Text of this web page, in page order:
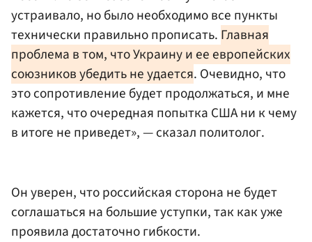
устраивало, но было необходимо все пункты
технически правильно прописать. Главная
проблема в том, что Украину и ее европейских
союзников убедить не удается. Очевидно, что
это сопротивление будет продолжаться, и мне
кажется, что очередная попытка США ни к чему
в итоге не приведет», — сказал политолог.
Он уверен, что российская сторона не будет
соглашаться на большие уступки, так как уже
проявила достаточно гибкости.